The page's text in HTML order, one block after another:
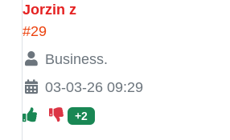
Jorzin z
#29
Business.
03-03-26 09:29
+2